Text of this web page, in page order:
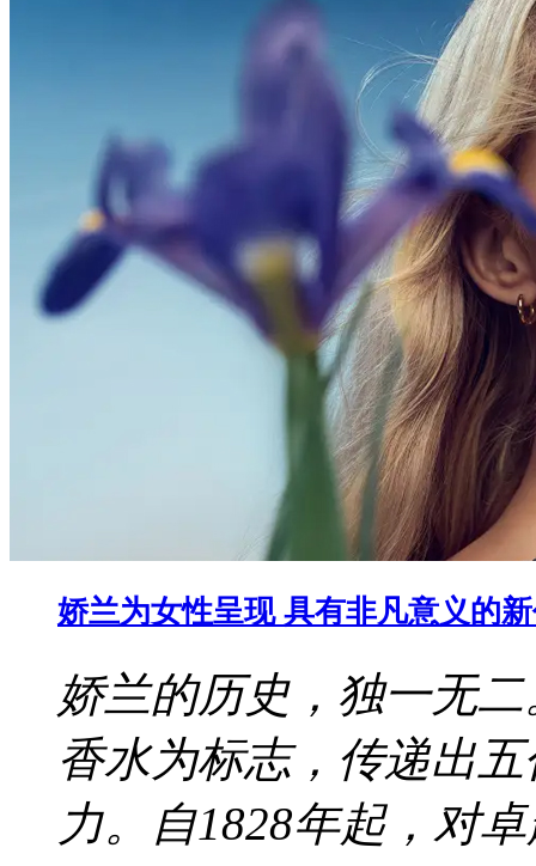
娇兰为女性呈现 具有非凡意义的
娇兰的历史，独一无
香水为标志，传递出
力。自1828年起，对